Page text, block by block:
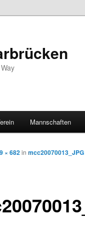
Mannschaften
× 682in mcc20070013_JPG